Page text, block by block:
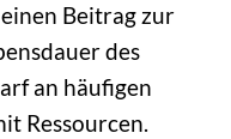
Beitrag zur
des
an häufigen
Ressourcen.